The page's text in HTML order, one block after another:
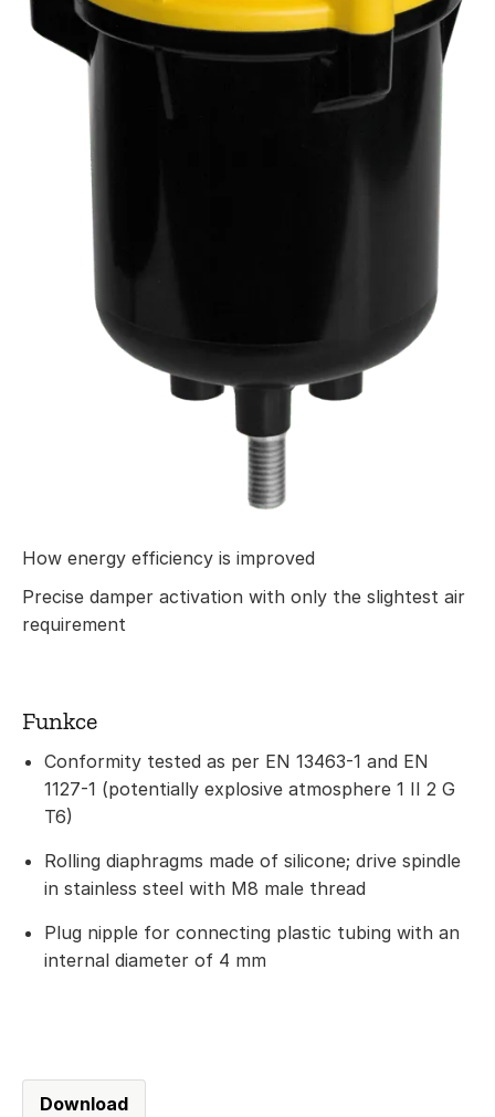
How energy efficiency is improved
Precise damper activation with only the slightest air
requirement
Funkce
Conformity tested as per EN 13463-1 and EN
1127-1 (potentially explosive atmosphere 1 II 2 G
T6)
Rolling diaphragms made of silicone; drive spindle
in stainless steel with M8 male thread
Plug nipple for connecting plastic tubing with an
internal diameter of 4 mm
Download